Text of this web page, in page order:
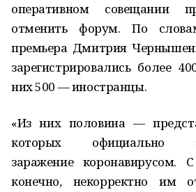
оперативном совещании
отменить форум. По
премьера Дмитрия
зарегистрировались более
них 500 — иностранцы.
«Из них половина —
которых официально
заражение коронавирусом.
конечно, некорректно им